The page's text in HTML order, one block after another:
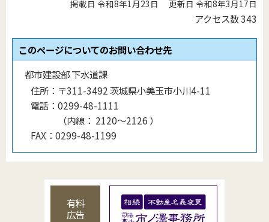
掲載日 令和8年1月23日 更新日 令和8年3月17日
アクセス数343
このページについてのお問い合わせ先
都市建設部 下水道課
住所： 〒311-3492 茨城県小美玉市小川4-11
電話： 0299-48-1111
（内線 ： 2120〜2126 ）
FAX： 0299-48-1199
有料
広告